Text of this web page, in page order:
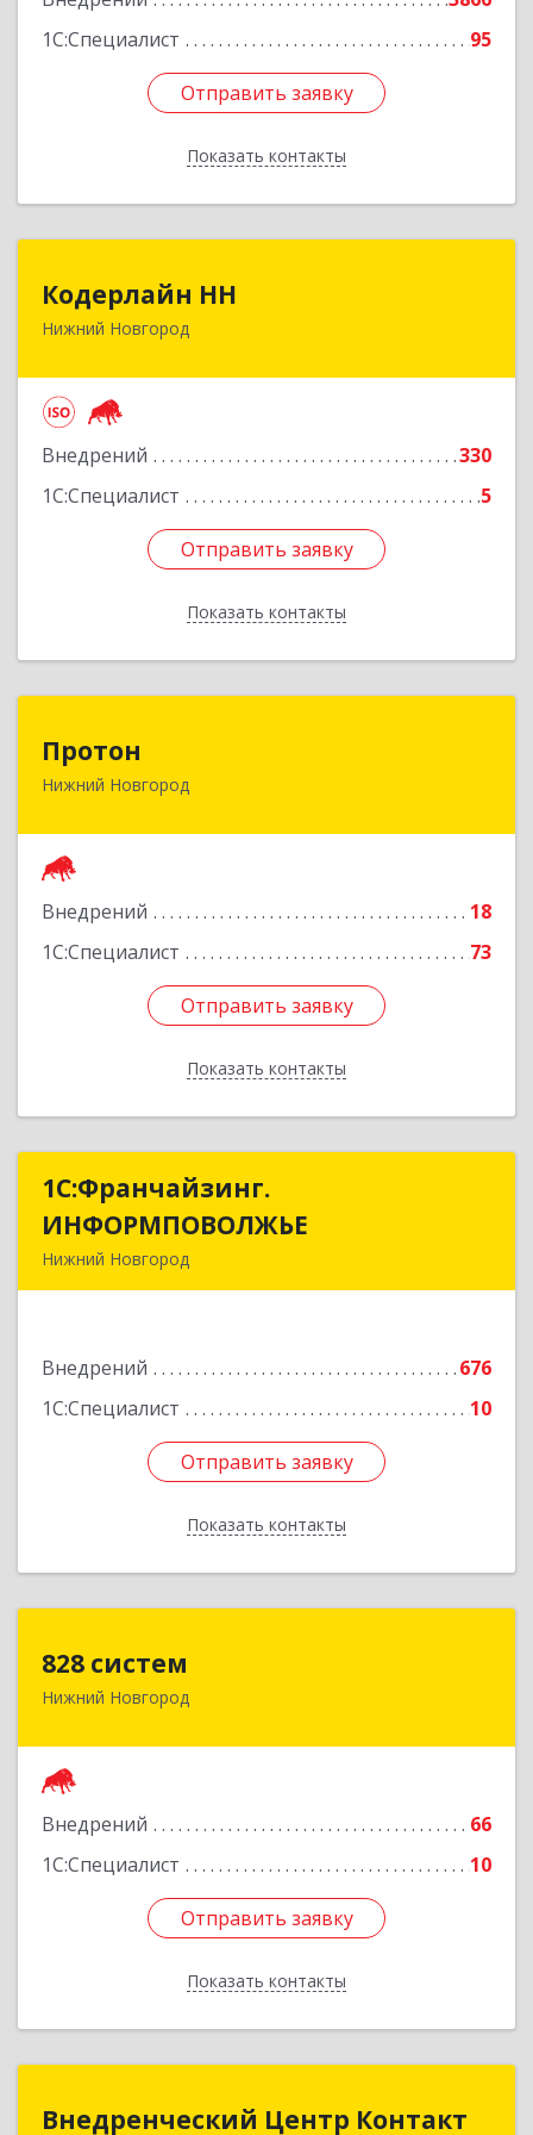
1С:Специалист
95
Отправить заявку
Показать контакты
Отправить заявку
Назад
Кодерлайн НН
Нижний Новгород
Внедрений
330
1С:Специалист
5
Отправить заявку
Показать контакты
603011, Нижегородская обл, Нижний Новгород
Подробнее
Отправить заявку
Назад
Протон
Нижний Новгород
Внедрений
18
1С:Специалист
73
Отправить заявку
Показать контакты
603163, Нижегородская обл, Нижний Новгород
Отправить заявку
Назад
1С:Франчайзинг.
ИНФОРМПОВОЛЖЬЕ
Нижний Новгород
Внедрений
676
1С:Специалист
10
Отправить заявку
Показать контакты
1С:Франчайзинг.
ИНФОРМПОВОЛЖЬЕ
Подробнее
Отправить заявку
Назад
828 систем
Нижний Новгород
Внедрений
66
1С:Специалист
10
Отправить заявку
Показать контакты
603006, Нижегородская обл, Нижний Новгород
Отправить заявку
Назад
Внедренческий Центр Контакт
Внедренческий Центр Контакт